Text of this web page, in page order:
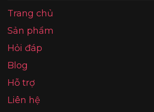
Trang chủ
Sản phẩm
Hỏi đáp
Blog
Hỗ trợ
Liên hệ